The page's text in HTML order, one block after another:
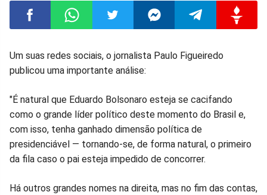
Compartilhar
Facebook
Compartilhar
Whatsapp
Compartilhar
Twitter
Compartilhar
Messenger
Compartilhar
TelegramGettr
Um suas redes sociais, o jornalista Paulo Figueiredo
publicou uma importante análise:
"É natural que Eduardo Bolsonaro esteja se cacifando
como o grande líder político deste momento do Brasil e,
com isso, tenha ganhado dimensão política de
presidenciável — tornando-se, de forma natural, o primeiro
da fila caso o pai esteja impedido de concorrer.
Há outros grandes nomes na direita, mas no fim das contas,